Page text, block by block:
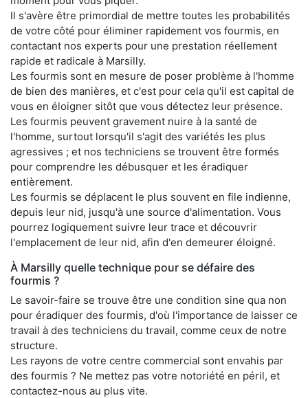
Il s'avère être primordial de mettre toutes les probabilités
de votre côté pour éliminer rapidement vos fourmis, en
contactant nos experts pour une prestation réellement
rapide et radicale à Marsilly.
Les fourmis sont en mesure de poser problème à l'homme
de bien des manières, et c'est pour cela qu'il est capital de
vous en éloigner sitôt que vous détectez leur présence.
Les fourmis peuvent gravement nuire à la santé de
l'homme, surtout lorsqu'il s'agit des variétés les plus
agressives ; et nos techniciens se trouvent être formés
pour comprendre les débusquer et les éradiquer
entièrement.
Les fourmis se déplacent le plus souvent en file indienne,
depuis leur nid, jusqu'à une source d'alimentation. Vous
pourrez logiquement suivre leur trace et découvrir
l'emplacement de leur nid, afin d'en demeurer éloigné.
À Marsilly quelle technique pour se défaire des
fourmis ?
Le savoir-faire se trouve être une condition sine qua non
pour éradiquer des fourmis, d'où l'importance de laisser ce
travail à des techniciens du travail, comme ceux de notre
structure.
Les rayons de votre centre commercial sont envahis par
des fourmis ? Ne mettez pas votre notoriété en péril, et
contactez-nous au plus vite.